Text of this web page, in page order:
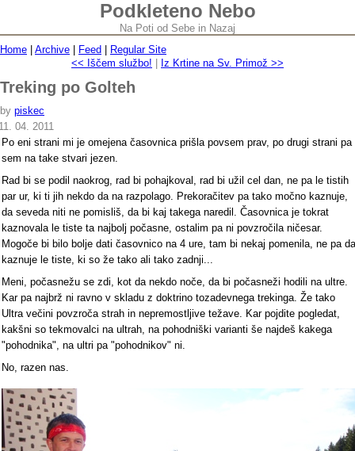
Podkleteno Nebo
Na Poti od Sebe in Nazaj
Home
Archive Feed
Regular Site
<< Iščem službo!
Iz Krtine na Sv. Primož >>
Treking po Golteh
by piskec
04. 2011
Po eni strani mi je omejena časovnica prišla povsem prav, po drugi strani pa
sem na take stvari jezen.
Rad bi se podil naokrog, rad bi pohajkoval, rad bi užil cel dan, ne pa le tistih
par ur, ki ti jih nekdo da na razpolago. Prekoračitev pa tako močno kaznuje,
da seveda niti ne pomisliš, da bi kaj takega naredil. Časovnica je tokrat
kaznovala le tiste ta najbolj počasne, ostalim pa ni povzročila ničesar.
Mogoče bi bilo bolje dati časovnico na 4 ure, tam bi nekaj pomenila, ne pa da
kaznuje le tiste, ki so že tako ali tako zadnji...
Meni, počasnežu se zdi, kot da nekdo noče, da bi počasneži hodili na ultre.
Kar pa najbrž ni ravno v skladu z doktrino tozadevnega trekinga. Že tako
Ultra večini povzroča strah in nepremostljive težave. Kar pojdite pogledat,
kakšni so tekmovalci na ultrah, na pohodniški varianti še najdeš kakega
"pohodnika", na ultri pa "pohodnikov" ni.
No, razen nas.